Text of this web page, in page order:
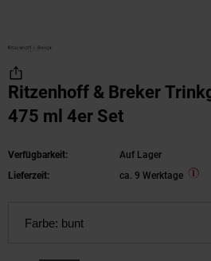
Ritzenhoff & Breker
475 ml 4er Set
Verfügbarkeit:
Auf Lager
Lieferzeit:
ca. 9 Werktage
Farbe: bunt